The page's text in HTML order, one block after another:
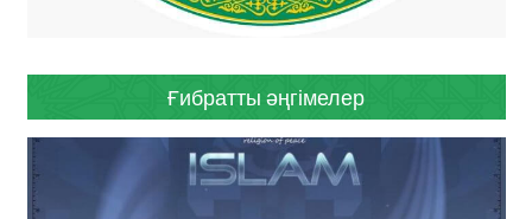
Ғибратты әңгімелер